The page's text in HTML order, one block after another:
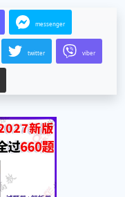
messenger
twitter viber